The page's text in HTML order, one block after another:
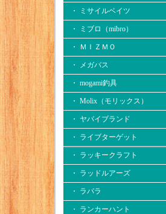
・ ミサイルベイツ
・ ミブロ（mibro）
・ ＭＩＺＭＯ
・ メガバス
・ mogami釣具
・ Molix（モリックス）
・ ヤバイブランド
・ ライブターゲット
・ ラッキークラフト
・ ラッドルアーズ
・ ラパラ
・ ランカーハント